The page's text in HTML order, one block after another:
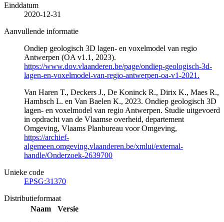
Einddatum
2020-12-31
Aanvullende informatie
Ondiep geologisch 3D lagen- en voxelmodel van regio
Antwerpen (OA v1.1, 2023).
https://www.dov.vlaanderen.be/page/ondiep-geologisch-3d-
lagen-en-voxelmodel-van-regio-antwerpen-oa-v1-2021.
Van Haren T., Deckers J., De Koninck R., Dirix K., Maes R.,
Hambsch L. en Van Baelen K., 2023. Ondiep geologisch 3D
lagen- en voxelmodel van regio Antwerpen. Studie uitgevoerd
in opdracht van de Vlaamse overheid, departement
Omgeving, Vlaams Planbureau voor Omgeving,
https://archief-
algemeen.omgeving.vlaanderen.be/xmlui/external-
handle/Onderzoek-2639700
Unieke code
EPSG:31370
Distributieformaat
Naam
Versie